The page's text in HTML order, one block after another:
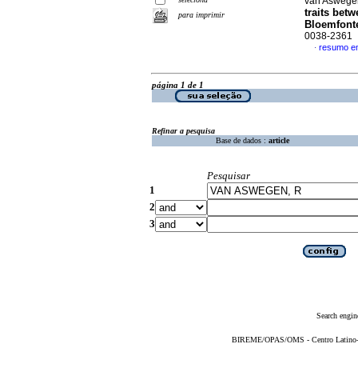
para imprimir
traits
0038-2361
· resumo
página 1 de 1
Refinar a pesquisa
Base de dados : article
Pesquisar
1
2
3
Search
BIREME/OPAS/OMS - Centro Latino-